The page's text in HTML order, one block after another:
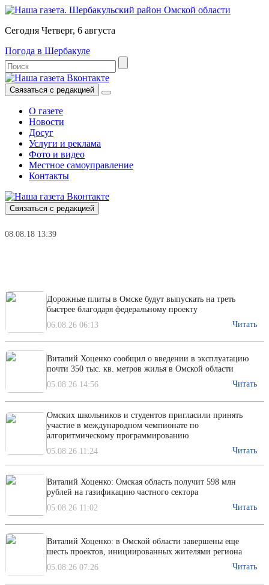
Сегодня Четверг, 6 августа
Погода в Шербакуле
Связаться с редакцией
О газете
Новости
Досуг
Услуги и реклама
Фото и видео
Местное самоуправление
Контакты
Связаться с редакцией
08.08.18 13:39
Дорожные плиты в Омске будут выпускать на треть
быстрее благодаря федеральному проекту
06.08.26 06:13
Читать
Виталий Хоценко сообщил о введении в эксплуатацию
почти 350 тыс. кв. метров жилья в Омской области
05.08.26 14:56
Читать
Омских школьников и студентов пригласили принять
участие в международном чемпионате по
алгоритмическому программированию
05.08.26 11:24
Читать
Виталий Хоценко: Омская область получит 598 млн
рублей на газификацию частного сектора
05.08.26 11:02
Читать
Виталий Хоценко: в Омской области завершены еще
шесть проектов, инициированных жителями региона
05.08.26 07:26
Читать